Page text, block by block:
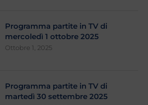
Programma partite in TV di
mercoledì 1 ottobre 2025
Ottobre 1, 2025
Programma partite in TV di
martedì 30 settembre 2025